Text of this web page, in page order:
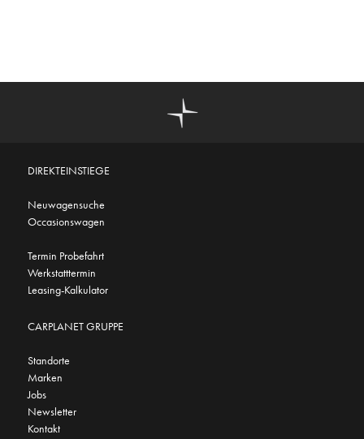
DIREKTEINSTIEGE
Neuwagensuche
Occasionswagen
Termin Probefahrt
Werkstatttermin
Leasing-Kalkulator
CARPLANET GRUPPE
Standorte
Marken
Jobs
Newsletter
Kontakt